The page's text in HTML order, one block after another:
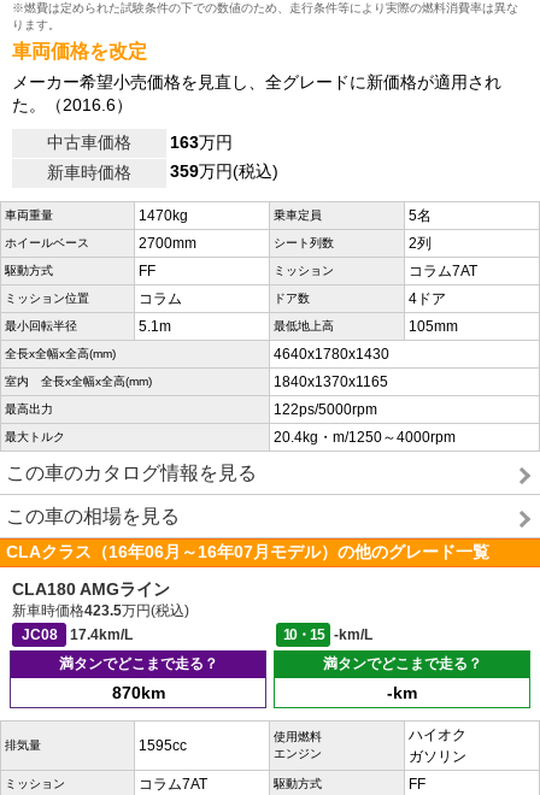
※燃費は定められた試験条件の下での数値のため、走行条件等により実際の燃料消費率は異な
ります。
車両価格を改定
メーカー希望小売価格を見直し、全グレードに新価格が適用され
た。（2016.6）
中古車価格
163万円
新車時価格
359万円(税込)
車両重量 1470kg 乗車定員 5名
ホイールベース 2700mm シート列数 2列
駆動方式 FF ミッション コラム7AT
ミッション位置 コラム ドア数 4ドア
最小回転半径 5.1m 最低地上高 105mm
全長x全幅x全高(mm) 4640x1780x1430
室内 全長x全幅x全高(mm) 1840x1370x1165
最高出力 122ps/5000rpm
最大トルク 20.4kg・m/1250～4000rpm
この車のカタログ情報を見る
この車の相場を見る
CLAクラス（16年06月～16年07月モデル）の他のグレード一覧
CLA180 AMGライン
新車時価格423.5万円(税込)
JC08
17.4km/L 10・15
-km/L
満タンでどこまで走る？
870km
満タンでどこまで走る？
-km
排気量 1595cc
使用燃料
エンジン
ハイオク
ガソリン
ミッション コラム7AT 駆動方式 FF